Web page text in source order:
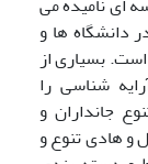
دانشگاه ها و
است. بسیاری از
شناسی را
جانداران و
و هادی تنوع و